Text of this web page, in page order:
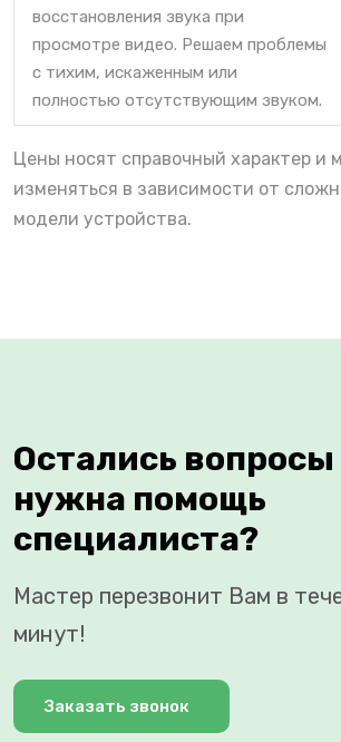
восстановления звука при
просмотре видео. Решаем проблемы
с тихим, искаженным или
полностью отсутствующим звуком.
Цены носят справочный характер и
изменяться в зависимости от
модели устройства.
Остались
нужна помощь
специалиста?
Мастер перезвонит Вам в
минут!
Заказать звонок